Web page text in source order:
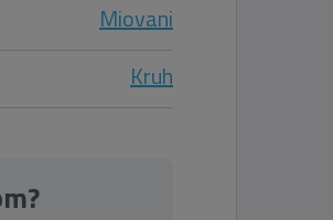
Miovani
Kruh